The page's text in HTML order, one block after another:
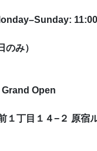
み）
Open
丁目１４−２ 原宿